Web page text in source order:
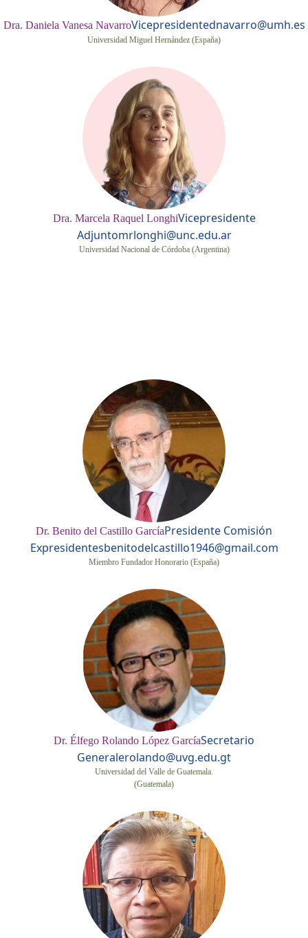
Dra. Daniela Vanesa NavarroVicepresidentednavarro@umh.es
Universidad Miguel Hernández (España)
Dra. Marcela Raquel LonghiVicepresidente
Adjuntomrlonghi@unc.edu.ar
Universidad Nacional de Córdoba (Argentina)
Dr. Benito del Castillo GarcíaPresidente Comisión
Expresidentesbenitodelcastillo1946@gmail.com
Miembro Fundador Honorario (España)
Dr. Élfego Rolando López GarcíaSecretario
Generalerolando@uvg.edu.gt
Universidad del Valle de Guatemala.
(Guatemala)